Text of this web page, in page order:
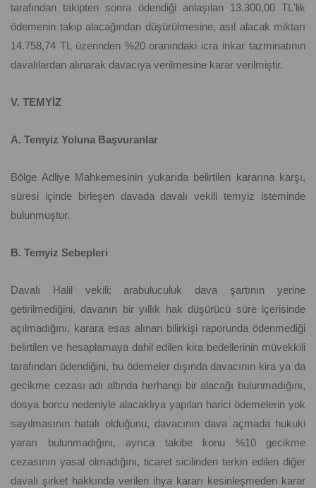
tarafından takipten sonra ödendiği anlaşılan 13.300,00 TL'lik
ödemenin takip alacağından düşürülmesine, asıl alacak miktarı
14.758,74 TL üzerinden %20 oranındaki icra inkar tazminatının
davalılardan alınarak davacıya verilmesine karar verilmiştir.
V. TEMYİZ
A. Temyiz Yoluna Başvuranlar
Bölge Adliye Mahkemesinin yukarıda belirtilen kararına karşı,
süresi içinde birleşen davada davalı vekili temyiz isteminde
bulunmuştur.
B. Temyiz Sebepleri
Davalı Halil vekili; arabuluculuk dava şartının yerine
getirilmediğini, davanın bir yıllık hak düşürücü süre içerisinde
açılmadığını, karara esas alınan bilirkişi raporunda ödenmediği
belirtilen ve hesaplamaya dahil edilen kira bedellerinin müvekkili
tarafından ödendiğini, bu ödemeler dışında davacının kira ya da
gecikme cezası adı altında herhangi bir alacağı bulunmadığını,
dosya borcu nedeniyle alacaklıya yapılan harici ödemelerin yok
sayılmasının hatalı olduğunu, davacının dava açmada hukuki
yararı bulunmadığını, ayrıca takibe konu %10 gecikme
cezasının yasal olmadığını, ticaret sicilinden terkin edilen diğer
davalı şirket hakkında verilen ihya kararı kesinleşmeden karar